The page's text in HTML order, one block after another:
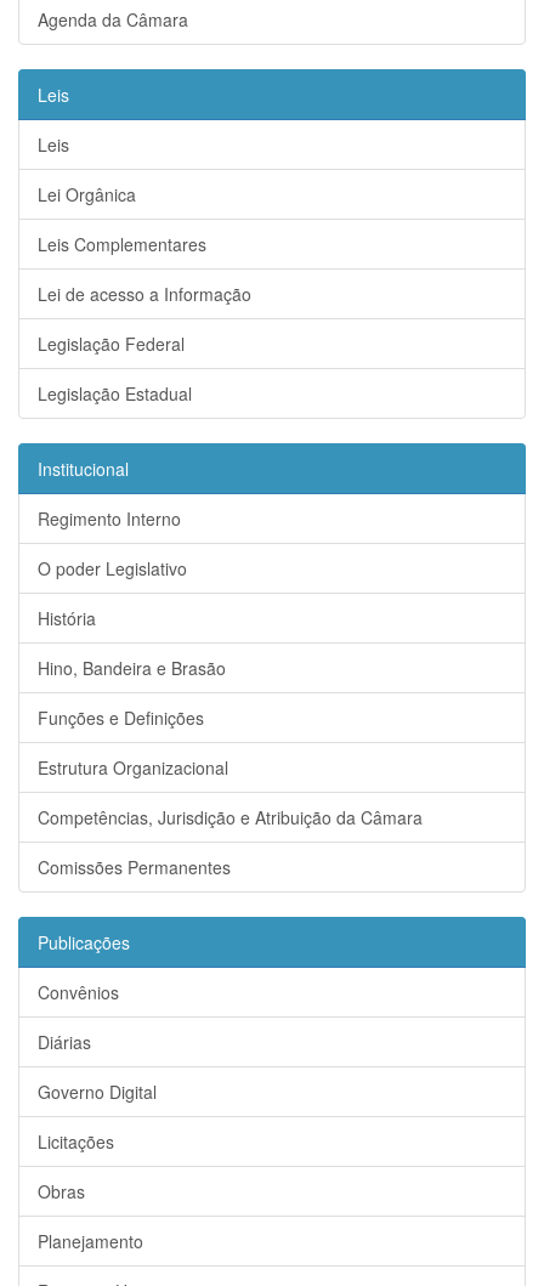
Agenda da Câmara
Leis
Leis
Lei Orgânica
Leis Complementares
Lei de acesso a Informação
Legislação Federal
Legislação Estadual
Institucional
Regimento Interno
O poder Legislativo
História
Hino, Bandeira e Brasão
Funções e Definições
Estrutura Organizacional
Competências, Jurisdição e Atribuição da Câmara
Comissões Permanentes
Publicações
Convênios
Diárias
Governo Digital
Licitações
Obras
Planejamento